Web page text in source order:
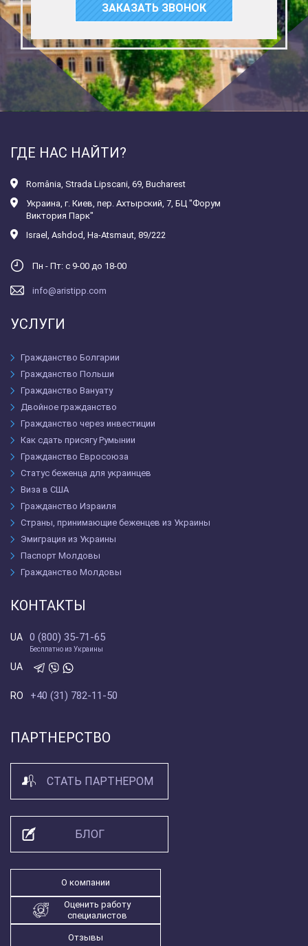
ЗАКАЗАТЬ ЗВОНОК
ГДЕ НАС НАЙТИ?
România Strada Lipscani, 69, Bucharest
Украина г. Киев, пер. Ахтырский, 7, БЦ "Форум
Виктория Парк"
Israel Ashdod, Ha-Atsmaut, 89/222
Пн - Пт: с 9-00 до 18-00
info@aristipp.com
УСЛУГИ
Гражданство Болгарии
Гражданство Польши
Гражданство Вануату
Двойное гражданство
Гражданство через инвестиции
Как сдать присягу Румынии
Гражданство Евросоюза
Статус беженца для украинцев
Виза в США
Гражданство Израиля
Страны, принимающие беженцев из Украины
Эмиграция из Украины
Паспорт Молдовы
Гражданство Молдовы
КОНТАКТЫ
UA 0 (800) 35-71-65
Бесплатно из Украины
UA
RO +40 (31) 782-11-50
ПАРТНЕРСТВО
СТАТЬ ПАРТНЕРОМ
БЛОГ
О компании
Оценить работу
специалистов
Отзывы